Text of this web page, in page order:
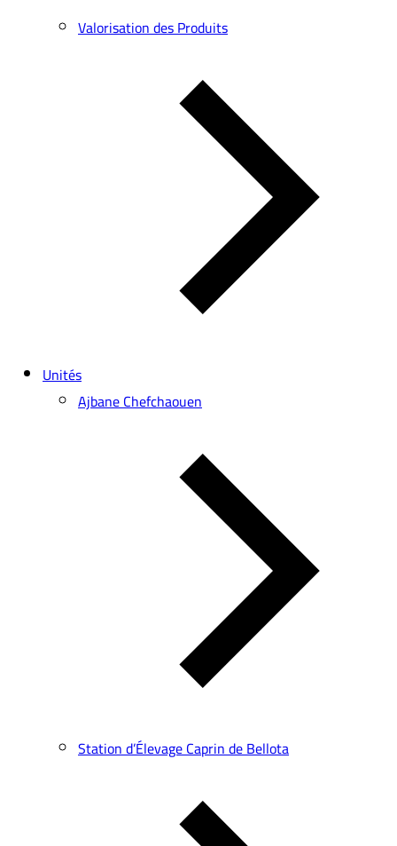
Valorisation des Produits
Unités
Ajbane Chefchaouen
Station d’Élevage Caprin de Bellota